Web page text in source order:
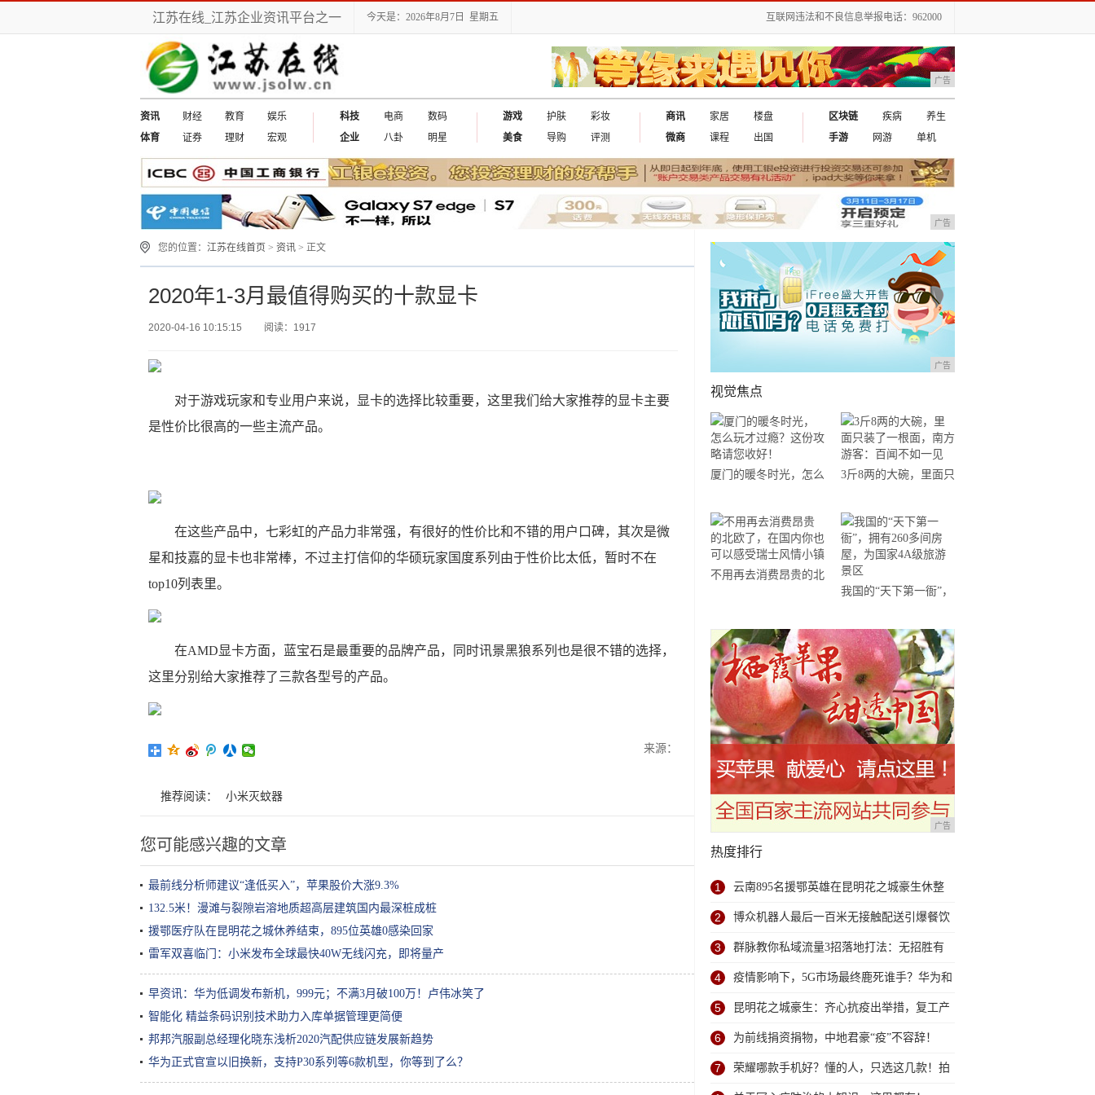
江苏在线_江苏企业资讯平台之一 今天是：2026年8月7日 星期五 互联网违法和不良信息举报电话：962000
广告
资讯 财经 教育
娱乐
体育
证券 理财 宏观
科技 电商
数码
企业
八卦 明星
游戏 护肤
彩妆
美食
导购 评测
商讯 家居
楼盘
微商
课程 出国
区块链 疾病
养生
手游
网游 单机
广告
您的位置： 江苏在线首页 > 资讯 > 正文
2020年1-3月最值得购买的十款显卡
2020-04-16 10:15:15 阅读：1917
对于游戏玩家和专业用户来说，显卡的选择比较重要，这里我们给大家推荐的显卡主要
是性价比很高的一些主流产品。
在这些产品中，七彩虹的产品力非常强，有很好的性价比和不错的用户口碑，其次是微
星和技嘉的显卡也非常棒，不过主打信仰的华硕玩家国度系列由于性价比太低，暂时不在
top10列表里。
在AMD显卡方面，蓝宝石是最重要的品牌产品，同时讯景黑狼系列也是很不错的选择，
这里分别给大家推荐了三款各型号的产品。
来源：
推荐阅读： 小米灭蚊器
您可能感兴趣的文章
最前线分析师建议“逢低买入”，苹果股价大涨9.3%
132.5米！漫滩与裂隙岩溶地质超高层建筑国内最深桩成桩
援鄂医疗队在昆明花之城休养结束，895位英雄0感染回家
雷军双喜临门：小米发布全球最快40W无线闪充，即将量产
早资讯：华为低调发布新机，999元；不满3月破100万！卢伟冰笑了
智能化 精益条码识别技术助力入库单据管理更简便
邦邦汽服副总经理化晓东浅析2020汽配供应链发展新趋势
华为正式官宣以旧换新，支持P30系列等6款机型，你等到了么？
广告
视觉焦点
厦门的暖冬时光，怎么
您收好！
3斤8两的大碗，里面只
客：百闻不如一见
不用再去消费昂贵的北
我国的“天下第一衙”，
国家4A级旅游景区
广告
热度排行
1 云南895名援鄂英雄在昆明花之城豪生休整
后顺利回家团圆
2 博众机器人最后一百米无接触配送引爆餐饮
客流
3 群脉教你私域流量3招落地打法：无招胜有
招，笑傲江湖
4 疫情影响下，5G市场最终鹿死谁手？华为和
苹果针锋相对
5 昆明花之城豪生：齐心抗疫出举措，复工产
品“新”升级
6 为前线捐资捐物，中地君豪“疫”不容辞！
7 荣耀哪款手机好？懂的人，只选这几款！拍